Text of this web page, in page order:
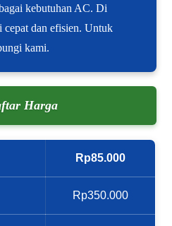
kebutuhan AC. Di
cepat dan efisien. Untuk
kami.
Harga
Rp85.000
Rp350.000